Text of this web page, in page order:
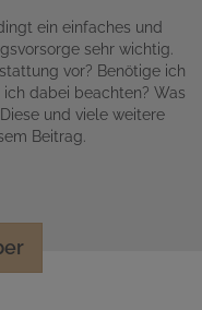
ein einfaches und
sehr wichtig.
vor? Benötige ich
dabei beachten? Was
und viele weitere
Beitrag.